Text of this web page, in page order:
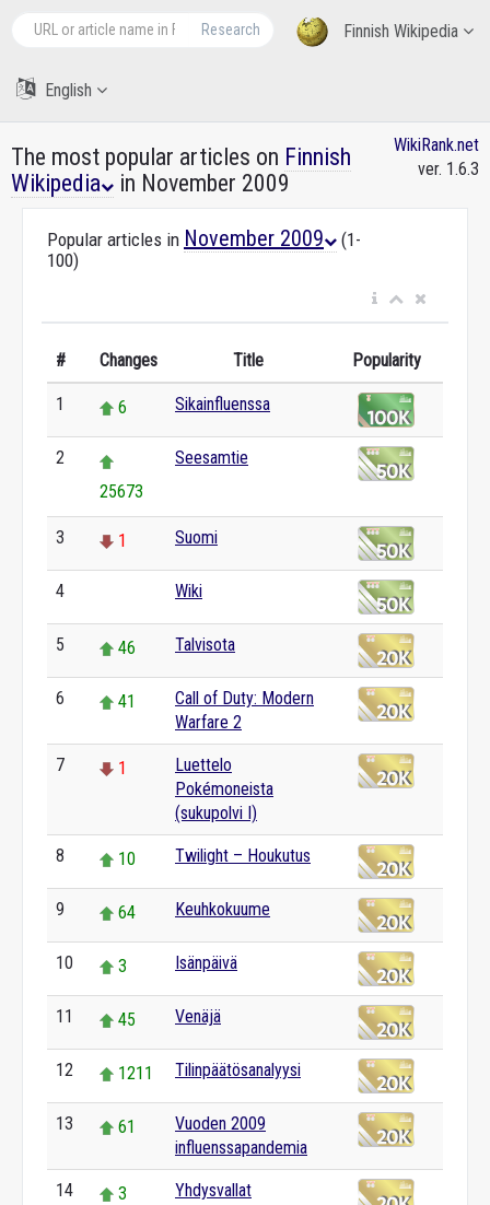
Finnish Wikipedia
Research
English
The most popular articles on Finnish
Wikipedia
in November 2009
WikiRank.net
ver. 1.6.3
Popular articles in November 2009
(1-
100)
# Changes Title Popularity
1 6 Sikainfluenssa
2
25673
Seesamtie
3 1 Suomi
4 Wiki
5 46 Talvisota
6 41
Call of Duty: Modern
Warfare 2
7 1
Luettelo
Pokémoneista
(sukupolvi I)
8 10 Twilight – Houkutus
9 64 Keuhkokuume
10 3 Isänpäivä
11 45 Venäjä
12 1211 Tilinpäätösanalyysi
13 61
Vuoden 2009
influenssapandemia
14 3 Yhdysvallat